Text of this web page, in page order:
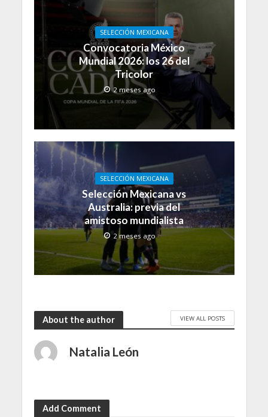
SELECCIÓN MEXICANA
Convocatoria México
Mundial 2026: los 26 del
Tricolor
2 meses ago
SELECCIÓN MEXICANA
Selección Mexicana vs
Australia: previa del
amistoso mundialista
2 meses ago
About the author VIEW ALL POSTS
Natalia León
Add Comment